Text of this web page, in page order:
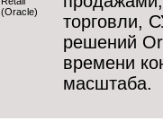
(Oracle)
торговли,
решений
времени
масштаба.